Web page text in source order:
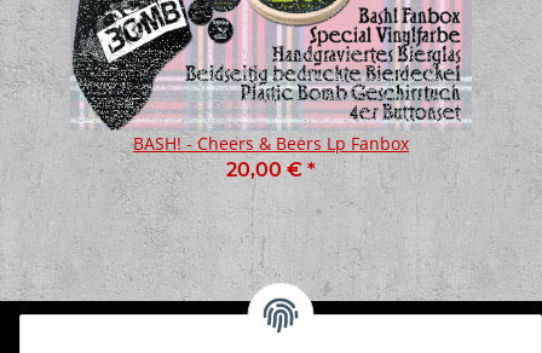
BASH! - Cheers & Beers Lp Fanbox
20,00 € *